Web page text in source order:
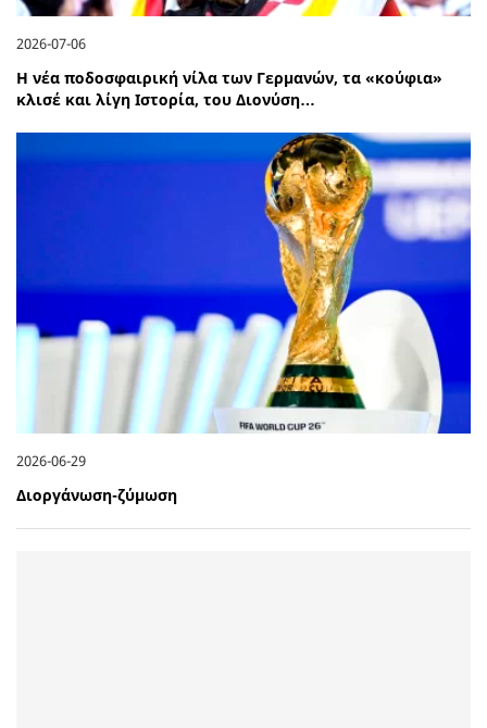
2026-07-06
Η νέα ποδοσφαιρική νίλα των Γερμανών, τα «κούφια»
κλισέ και λίγη Ιστορία, του Διονύση…
2026-06-29
Διοργάνωση-ζύμωση